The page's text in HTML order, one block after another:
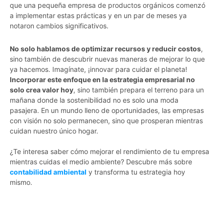
que una pequeña empresa de productos orgánicos comenzó
a implementar estas prácticas y en un par de meses ya
notaron cambios significativos.
No solo hablamos de optimizar recursos y reducir costos,
sino también de descubrir nuevas maneras de mejorar lo que
ya hacemos. Imagínate, ¡innovar para cuidar el planeta!
Incorporar este enfoque en la estrategia empresarial no
solo crea valor hoy, sino también prepara el terreno para un
mañana donde la sostenibilidad no es solo una moda
pasajera. En un mundo lleno de oportunidades, las empresas
con visión no solo permanecen, sino que prosperan mientras
cuidan nuestro único hogar.
¿Te interesa saber cómo mejorar el rendimiento de tu empresa
mientras cuidas el medio ambiente? Descubre más sobre
contabilidad ambiental y transforma tu estrategia hoy
mismo.